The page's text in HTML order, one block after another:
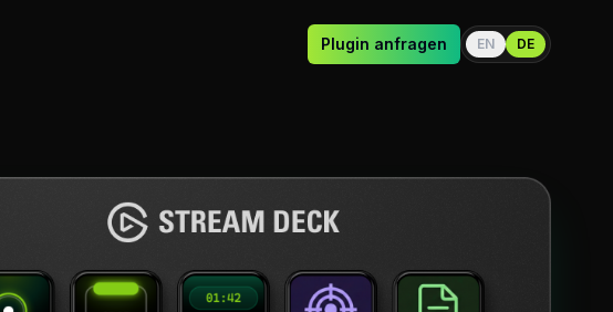
Plugin anfragen EN DE